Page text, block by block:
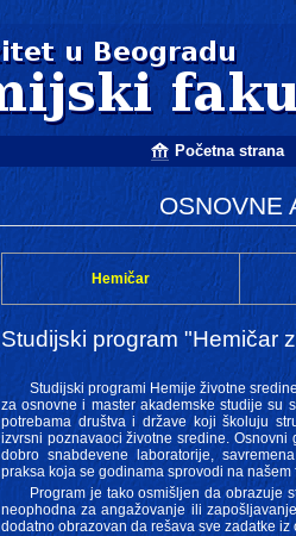
Početna strana
OSNOVNE
Hemičar
Studijski program "Hemičar
Studijskiprogrami Hemije životne
za osnovne i master akademske studije su
potrebama društva i države koji školuju
izvrsni poznavaoci životne sredine.
dobro snabdevene laboratorije,
praksa koja se godinama sprovodi na našem
Program je tako osmišljen da obrazuje
neophodna za angažovanje ili
dodatno obrazovan da rešava sve zadatke